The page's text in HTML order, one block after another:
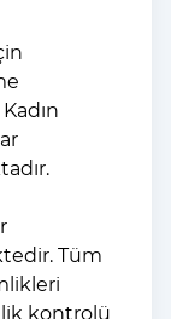
Tüm
kontrolü